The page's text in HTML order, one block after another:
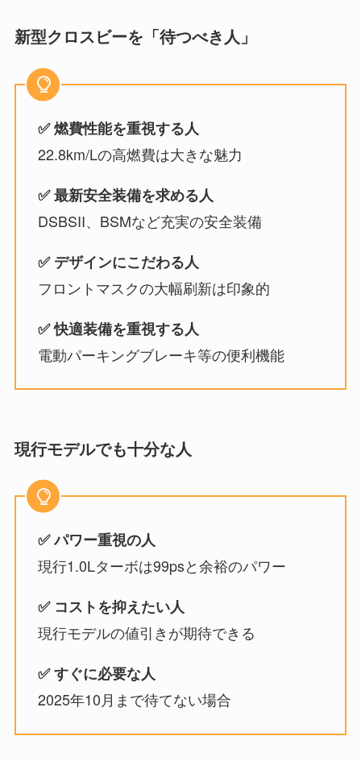
新型クロスビーを「待つべき人」
✅ 燃費性能を重視する人
22.8km/Lの高燃費は大きな魅力
✅ 最新安全装備を求める人
DSBSII、BSMなど充実の安全装備
✅ デザインにこだわる人
フロントマスクの大幅刷新は印象的
✅ 快適装備を重視する人
電動パーキングブレーキ等の便利機能
現行モデルでも十分な人
✅ パワー重視の人
現行1.0Lターボは99psと余裕のパワー
✅ コストを抑えたい人
現行モデルの値引きが期待できる
✅ すぐに必要な人
2025年10月まで待てない場合